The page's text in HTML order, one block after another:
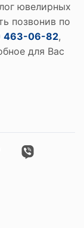
ювелирных
позвонив по
463-06-82,
для Вас